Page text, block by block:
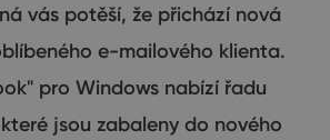
vás potěší, že přichází nová
e-mailového klienta.
pro Windows nabízí řadu
jsou zabaleny do nového